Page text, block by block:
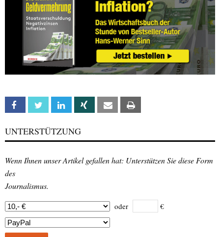
Facebook Twitter Linkedin Xing Email
UNTERSTÜTZUNG
Wenn Ihnen unser Artikel gefallen hat: Unterstützen Sie diese Form
des
Journalismus.
oder €